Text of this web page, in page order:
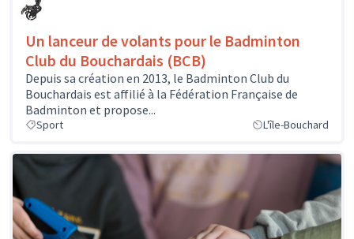
Un lanceur de volants pour le Badminton
Club du Bouchardais (BCB)
Depuis sa création en 2013, le Badminton Club du
Bouchardais est affilié à la Fédération Française de
Badminton et propose...
Sport L'île-Bouchard